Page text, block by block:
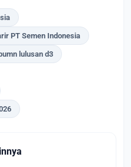
PT Semen Indonesia
lulusan d3